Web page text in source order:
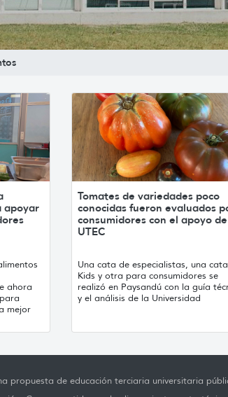
apoyar
ahora
mejor
Tomates de variedades poco
conocidas fueron evaluados
consumidores con el apoyo de
UTEC
Una cata de especialistas, una cata
Kids y otra para consumidores se
realizó en Paysandú con la guía
y el análisis de la Universidad
propuesta de educación terciaria universitaria